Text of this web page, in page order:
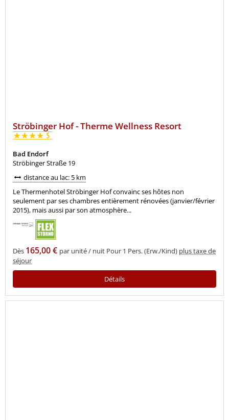
Ströbinger Hof - Therme Wellness Resort
Bad Endorf
Ströbinger Straße 19
distance au lac: 5 km
Le Thermenhotel Ströbinger Hof convainc ses hôtes non
seulement par ses chambres entièrement rénovées (janvier/février
2015), mais aussi par son atmosphère...
Dès 165,00 € par unité / nuit Pour 1 Pers. (Erw./Kind) plus taxe de
séjour
Détails